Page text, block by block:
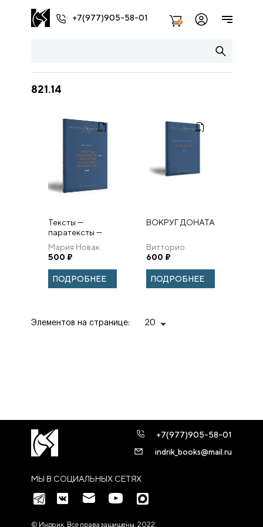
+7(977)905-58-01 2
821.14
Тексты —
паратексты —
читатели в
славянской
книжности.
Мария Новак
500 ₽
ПОДРОБНЕЕ
ВОКРУГ ДОНАТА
Витторио
Спрингфилд
600 ₽
ПОДРОБНЕЕ
Элементов на странице: 20
МЫ В СОЦИАЛЬНЫХ СЕТЯХ
+7(977)905-58-01
indrik_books@mail.ru
© Индрик. Все права защищены, 2022